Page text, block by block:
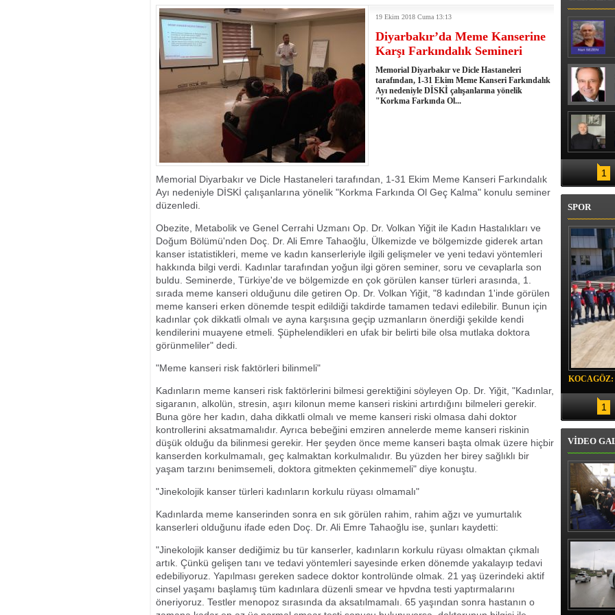
KÜTÜPHANE DESTEĞİ
19 Ekim 2018 Cuma 13:13
Diyarbakır’da Meme Kanserine
Karşı Farkındalık Semineri
Memorial Diyarbakır ve Dicle Hastaneleri
tarafından, 1-31 Ekim Meme Kanseri Farkındalık
Ayı nedeniyle DİSKİ çalışanlarına yönelik
"Korkma Farkında Ol...
Memorial Diyarbakır ve Dicle Hastaneleri tarafından, 1-31 Ekim Meme Kanseri Farkındalık
Ayı nedeniyle DİSKİ çalışanlarına yönelik "Korkma Farkında Ol Geç Kalma" konulu seminer
düzenledi.
Obezite, Metabolik ve Genel Cerrahi Uzmanı Op. Dr. Volkan Yiğit ile Kadın Hastalıkları ve
Doğum Bölümü'nden Doç. Dr. Ali Emre Tahaoğlu, Ülkemizde ve bölgemizde giderek artan
kanser istatistikleri, meme ve kadın kanserleriyle ilgili gelişmeler ve yeni tedavi yöntemleri
hakkında bilgi verdi. Kadınlar tarafından yoğun ilgi gören seminer, soru ve cevaplarla son
buldu. Seminerde, Türkiye'de ve bölgemizde en çok görülen kanser türleri arasında, 1.
sırada meme kanseri olduğunu dile getiren Op. Dr. Volkan Yiğit, "8 kadından 1'inde görülen
meme kanseri erken dönemde tespit edildiği takdirde tamamen tedavi edilebilir. Bunun için
kadınlar çok dikkatli olmalı ve ayna karşısına geçip uzmanların önerdiği şekilde kendi
kendilerini muayene etmeli. Şüphelendikleri en ufak bir belirti bile olsa mutlaka doktora
görünmeliler" dedi.
"Meme kanseri risk faktörleri bilinmeli"
Kadınların meme kanseri risk faktörlerini bilmesi gerektiğini söyleyen Op. Dr. Yiğit, "Kadınlar,
sigaranın, alkolün, stresin, aşırı kilonun meme kanseri riskini artırdığını bilmeleri gerekir.
Buna göre her kadın, daha dikkatli olmalı ve meme kanseri riski olmasa dahi doktor
kontrollerini aksatmamalıdır. Ayrıca bebeğini emziren annelerde meme kanseri riskinin
düşük olduğu da bilinmesi gerekir. Her şeyden önce meme kanseri başta olmak üzere hiçbir
kanserden korkulmamalı, geç kalmaktan korkulmalıdır. Bu yüzden her birey sağlıklı bir
yaşam tarzını benimsemeli, doktora gitmekten çekinmemeli" diye konuştu.
"Jinekolojik kanser türleri kadınların korkulu rüyası olmamalı"
Kadınlarda meme kanserinden sonra en sık görülen rahim, rahim ağzı ve yumurtalık
kanserleri olduğunu ifade eden Doç. Dr. Ali Emre Tahaoğlu ise, şunları kaydetti:
"Jinekolojik kanser dediğimiz bu tür kanserler, kadınların korkulu rüyası olmaktan çıkmalı
artık. Çünkü gelişen tanı ve tedavi yöntemleri sayesinde erken dönemde yakalayıp tedavi
edebiliyoruz. Yapılması gereken sadece doktor kontrolünde olmak. 21 yaş üzerindeki aktif
cinsel yaşamı başlamış tüm kadınlara düzenli smear ve hpvdna testi yaptırmalarını
öneriyoruz. Testler menopoz sırasında da aksatılmamalı. 65 yaşından sonra hastanın o
1
SPOR
1
VİDEO
Erbaş,
Veli
teravih